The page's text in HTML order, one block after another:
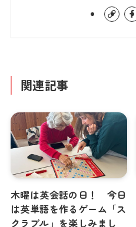
関連記事
木曜は英会話の日！ 今日
は英単語を作るゲーム「ス
クラブル」を楽しみまし